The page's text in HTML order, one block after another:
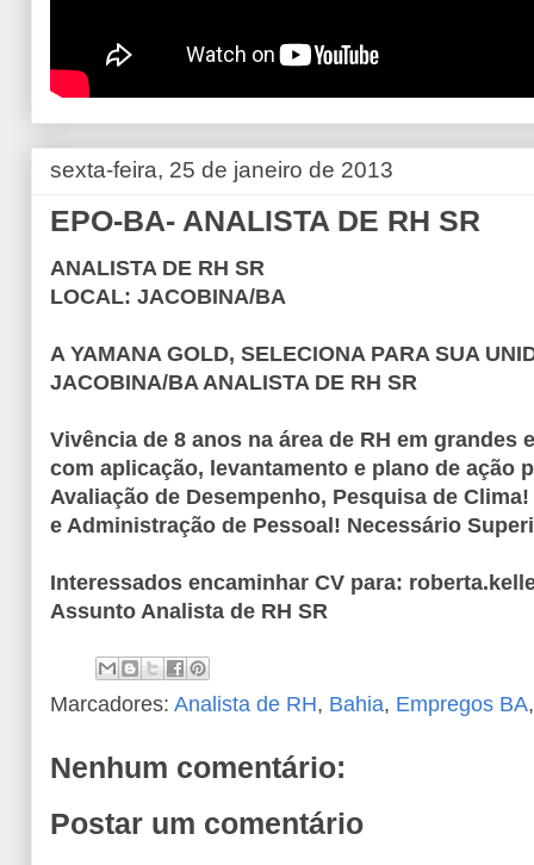
sexta-feira, 25 de janeiro de 2013
EPO-BA- ANALISTA DE RH SR
ANALISTA DE RH SR
LOCAL: JACOBINA/BA
A YAMANA GOLD, SELECIONA PARA SUA
JACOBINA/BA ANALISTA DE RH SR
Vivência de 8 anos na área de RH em grandes
com aplicação, levantamento e plano de ação
Avaliação de Desempenho, Pesquisa de
e Administração de Pessoal! Necessário
Interessados encaminhar CV para:
Assunto Analista de RH SR
Marcadores: Analista de RH, Bahia, Empregos BA
Nenhum comentário:
Postar um comentário